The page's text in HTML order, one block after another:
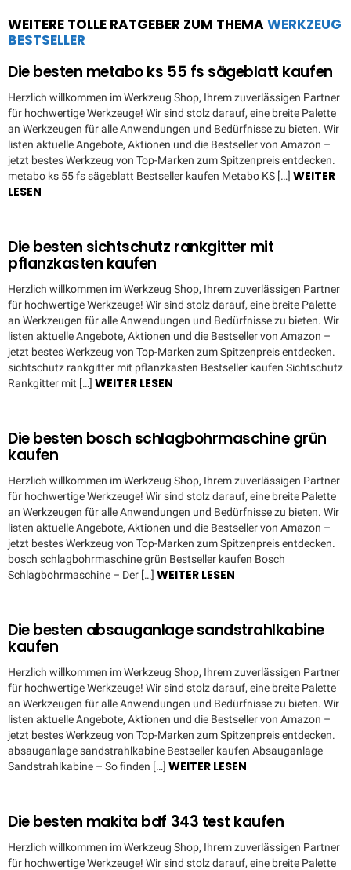
WEITERE TOLLE RATGEBER ZUM THEMAWERKZEUG
BESTSELLER
Die besten metabo ks 55 fs sägeblatt kaufen
Herzlich willkommen im Werkzeug Shop, Ihrem zuverlässigen Partner
für hochwertige Werkzeuge! Wir sind stolz darauf, eine breite Palette
an Werkzeugen für alle Anwendungen und Bedürfnisse zu bieten. Wir
listen aktuelle Angebote, Aktionen und die Bestseller von Amazon –
jetzt bestes Werkzeug von Top-Marken zum Spitzenpreis entdecken.
metabo ks 55 fs sägeblatt Bestseller kaufen Metabo KS […] WEITER
LESEN
Die besten sichtschutz rankgitter mit
pflanzkasten kaufen
Herzlich willkommen im Werkzeug Shop, Ihrem zuverlässigen Partner
für hochwertige Werkzeuge! Wir sind stolz darauf, eine breite Palette
an Werkzeugen für alle Anwendungen und Bedürfnisse zu bieten. Wir
listen aktuelle Angebote, Aktionen und die Bestseller von Amazon –
jetzt bestes Werkzeug von Top-Marken zum Spitzenpreis entdecken.
sichtschutz rankgitter mit pflanzkasten Bestseller kaufen Sichtschutz
Rankgitter mit […] WEITER LESEN
Die besten bosch schlagbohrmaschine grün
kaufen
Herzlich willkommen im Werkzeug Shop, Ihrem zuverlässigen Partner
für hochwertige Werkzeuge! Wir sind stolz darauf, eine breite Palette
an Werkzeugen für alle Anwendungen und Bedürfnisse zu bieten. Wir
listen aktuelle Angebote, Aktionen und die Bestseller von Amazon –
jetzt bestes Werkzeug von Top-Marken zum Spitzenpreis entdecken.
bosch schlagbohrmaschine grün Bestseller kaufen Bosch
Schlagbohrmaschine – Der […] WEITER LESEN
Die besten absauganlage sandstrahlkabine
kaufen
Herzlich willkommen im Werkzeug Shop, Ihrem zuverlässigen Partner
für hochwertige Werkzeuge! Wir sind stolz darauf, eine breite Palette
an Werkzeugen für alle Anwendungen und Bedürfnisse zu bieten. Wir
listen aktuelle Angebote, Aktionen und die Bestseller von Amazon –
jetzt bestes Werkzeug von Top-Marken zum Spitzenpreis entdecken.
absauganlage sandstrahlkabine Bestseller kaufen Absauganlage
Sandstrahlkabine – So finden […] WEITER LESEN
Die besten makita bdf 343 test kaufen
Herzlich willkommen im Werkzeug Shop, Ihrem zuverlässigen Partner
für hochwertige Werkzeuge! Wir sind stolz darauf, eine breite Palette